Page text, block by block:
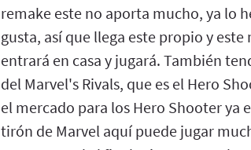
remake este no aporta mucho, ya lo
gusta, así que llega este propio y
entrará en casa y jugará. También
del Marvel's Rivals, que es el Hero
el mercado para los Hero Shooter ya
tirón de Marvel aquí puede jugar